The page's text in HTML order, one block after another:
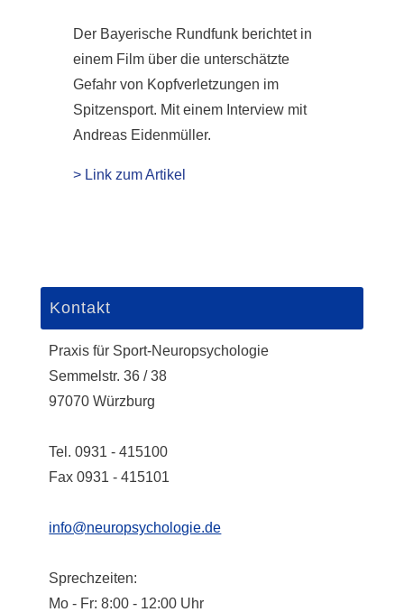
Der Bayerische Rundfunk berichtet in
einem Film über die unterschätzte
Gefahr von Kopfverletzungen im
Spitzensport. Mit einem Interview mit
Andreas Eidenmüller.
> Link zum Artikel
Kontakt
Praxis für Sport-Neuropsychologie
Semmelstr. 36 / 38
97070 Würzburg
Tel. 0931 - 415100
Fax 0931 - 415101
info@neuropsychologie.de
Sprechzeiten:
Mo - Fr: 8:00 - 12:00 Uhr